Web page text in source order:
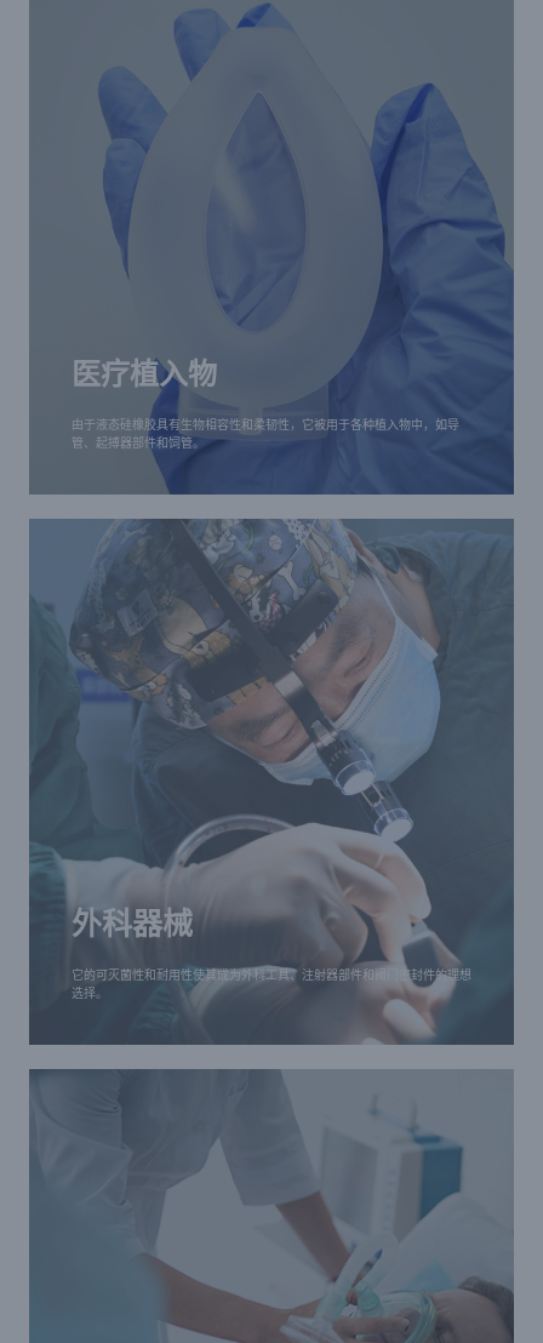
医疗植入物
由于液态硅橡胶具有生物相容性和柔韧性，它被用于各种植入物中，如导
管、起搏器部件和饲管。
医疗植入物
由于液态硅橡胶具有生物相容性和柔韧性，它被用于
各种植入物中，如导管、起搏器部件和饲管。
外科器械
它的可灭菌性和耐用性使其成为外科工具、注射器部件和阀门密封件的理想
选择。
外科器械
它的可灭菌性和耐用性使其成为外科工具、注射器部
件和阀门密封件的理想选择。